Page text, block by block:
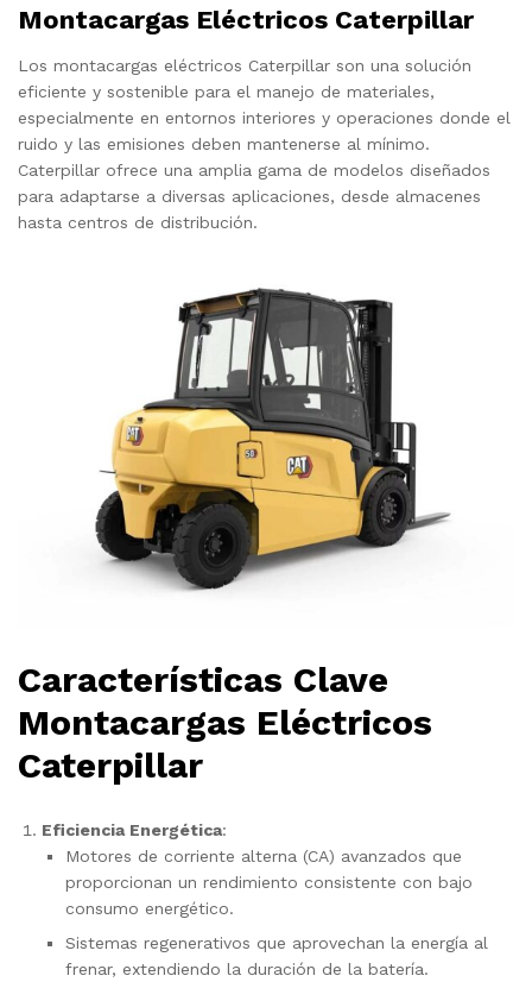
Montacargas Eléctricos Caterpillar
Los montacargas eléctricos Caterpillar son una solución
eficiente y sostenible para el manejo de materiales,
especialmente en entornos interiores y operaciones donde el
ruido y las emisiones deben mantenerse al mínimo.
Caterpillar ofrece una amplia gama de modelos diseñados
para adaptarse a diversas aplicaciones, desde almacenes
hasta centros de distribución.
Características Clave
Montacargas Eléctricos
Caterpillar
Eficiencia Energética:
Motores de corriente alterna (CA) avanzados que
proporcionan un rendimiento consistente con bajo
consumo energético.
Sistemas regenerativos que aprovechan la energía al
frenar, extendiendo la duración de la batería.